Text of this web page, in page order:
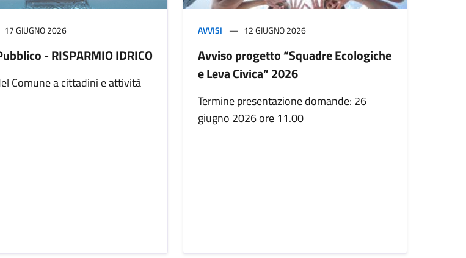
17 GIUGNO 2026
- RISPARMIO IDRICO
Comune a cittadini e attività
AVVISI 12 GIUGNO 2026
Avviso progetto “Squadre Ecologiche
e Leva Civica” 2026
Termine presentazione domande: 26
giugno 2026 ore 11.00